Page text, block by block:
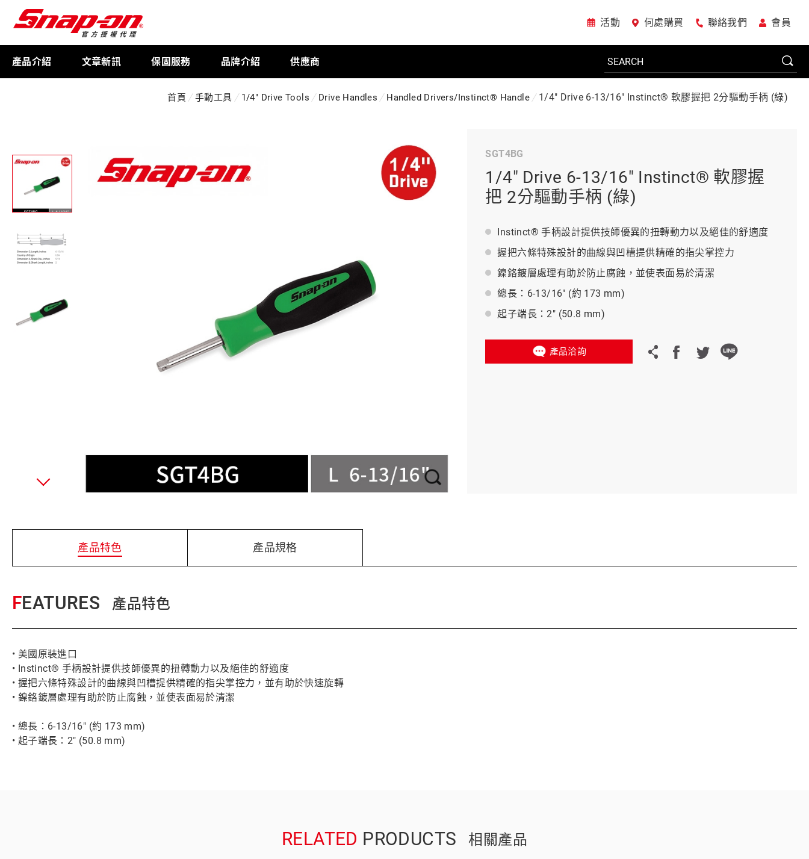
活動 何處購買 聯絡我們 會員
產品介紹
扭力扳手
車廠專用工具
美國JohnBean設備
BAHCO 瑞典魚牌
文章新訊 保固服務 品牌介紹 供應商
首頁 手動工具 1/4" Drive Tools Drive Handles Handled Drivers/Instinct® Handle 1/4" Drive 6-13/16" Instinct® 軟膠握把 2分驅動手柄 (綠)
SGT4BG
1/4" Drive 6-13/16" Instinct® 軟膠握
把 2分驅動手柄 (綠)
Instinct® 手柄設計提供技師優異的扭轉動力以及絕佳的舒適度
握把六條特殊設計的曲線與凹槽提供精確的指尖掌控力
鎳鉻鍍層處理有助於防止腐蝕，並使表面易於清潔
總長：6-13/16" (約 173 mm)
起子端長：2" (50.8 mm)
產品洽詢
產品特色 產品規格
FEATURES 產品特色
• 美國原裝進口
• Instinct® 手柄設計提供技師優異的扭轉動力以及絕佳的舒適度
• 握把六條特殊設計的曲線與凹槽提供精確的指尖掌控力，並有助於快速旋轉
• 鎳鉻鍍層處理有助於防止腐蝕，並使表面易於清潔
• 總長：6-13/16" (約 173 mm)
• 起子端長：2" (50.8 mm)
RELATED PRODUCTS 相關產品